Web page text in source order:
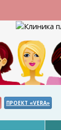
ПРОЕКТ «VERA»